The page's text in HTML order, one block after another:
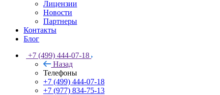
Лицензии
Новости
Партнеры
Контакты
Блог
+7 (499) 444-07-18
Назад
Телефоны
+7 (499) 444-07-18
+7 (977) 834-75-13